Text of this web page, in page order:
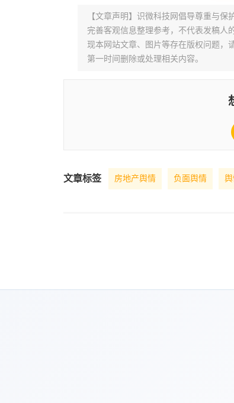
【文章声明】识微科技网倡导尊重与
完善客观信息整理参考，不代表发稿人
现本网站文章、图片等存在版权问题，
第一时间删除或处理相关内容。
文章标签 房地产舆情 负面舆情